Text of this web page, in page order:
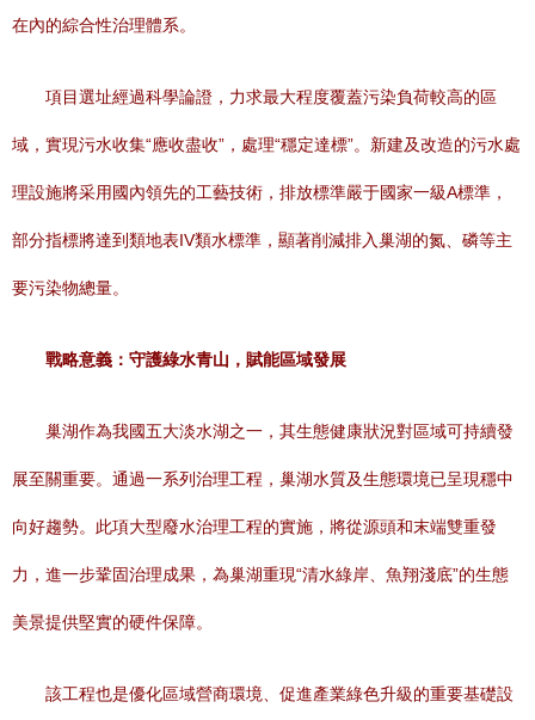
在內的綜合性治理體系。
項目選址經過科學論證，力求最大程度覆蓋污染負荷較高的區
域，實現污水收集“應收盡收”，處理“穩定達標”。新建及改造的污水處
理設施將采用國內領先的工藝技術，排放標準嚴于國家一級A標準，
部分指標將達到類地表IV類水標準，顯著削減排入巢湖的氮、磷等主
要污染物總量。
戰略意義：守護綠水青山，賦能區域發展
巢湖作為我國五大淡水湖之一，其生態健康狀況對區域可持續發
展至關重要。通過一系列治理工程，巢湖水質及生態環境已呈現穩中
向好趨勢。此項大型廢水治理工程的實施，將從源頭和末端雙重發
力，進一步鞏固治理成果，為巢湖重現“清水綠岸、魚翔淺底”的生態
美景提供堅實的硬件保障。
該工程也是優化區域營商環境、促進產業綠色升級的重要基礎設